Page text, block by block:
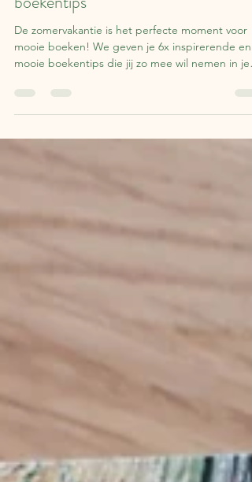
Wat te lezen deze zomer? 6 zomerse
boekentips
De zomervakantie is het perfecte moment voor
mooie boekentips die jij zo mee wil nemen in je
koffer!